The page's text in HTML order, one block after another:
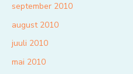
september 2010
august 2010
juuli 2010
mai 2010